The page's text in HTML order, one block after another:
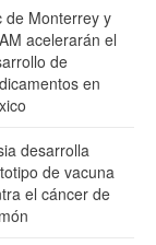
de Monterrey y
acelerarán el
de
en
desarrolla
de vacuna
el cáncer de